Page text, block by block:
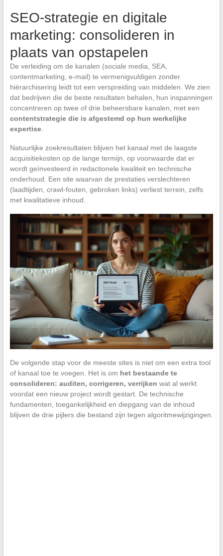
SEO-strategie en digitale
marketing: consolideren in
plaats van opstapelen
De verleiding om de kanalen (sociale media, SEA,
contentmarketing, e-mail) te vermenigvuldigen zonder
hiërarchisering leidt tot een verspreiding van middelen. We zien
dat bedrijven die de beste resultaten behalen, hun inspanningen
concentreren op twee of drie beheersbare kanalen, met een
contentstrategie die is afgestemd op hun werkelijke
expertise.
Natuurlijke zoekresultaten blijven het kanaal met de laagste
acquisitiekosten op de lange termijn, op voorwaarde dat er
wordt geïnvesteerd in redactionele kwaliteit en technische
onderhoud. Een site waarvan de prestaties verslechteren
(laadtijden, crawl-fouten, gebroken links) verliest terrein, zelfs
met kwalitatieve inhoud.
De volgende stap voor de meeste sites is niet om een extra tool
of kanaal toe te voegen. Het is om het bestaande te
consolideren: auditen, corrigeren, verrijken wat al werkt
voordat een nieuw project wordt gestart. De technische
fundamenten, toegankelijkheid en diepgang van de inhoud
blijven de drie pijlers die bestand zijn tegen algoritmewijzigingen.